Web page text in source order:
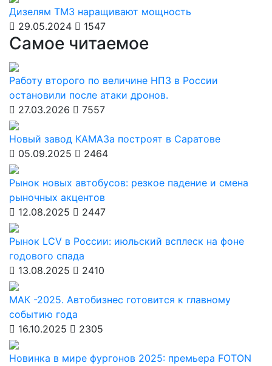
Дизелям ТМЗ наращивают мощность
29.05.2024
1547
Самое читаемое
Работу второго по величине НПЗ в России
остановили после атаки дронов.
27.03.2026
7557
Новый завод КАМАЗа построят в Саратове
05.09.2025
2464
Рынок новых автобусов: резкое падение и смена
рыночных акцентов
12.08.2025
2447
Рынок LCV в России: июльский всплеск на фоне
годового спада
13.08.2025
2410
МАК -2025. Автобизнес готовится к главному
событию года
16.10.2025
2305
Новинка в мире фургонов 2025: премьера FOTON